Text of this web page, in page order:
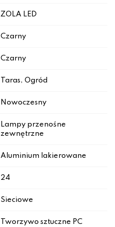
ZOLA LED
Czarny
Czarny
Taras, Ogród
Nowoczesny
Lampy przenośne
zewnętrzne
Aluminium lakierowane
24
Sieciowe
Tworzywo sztuczne PC